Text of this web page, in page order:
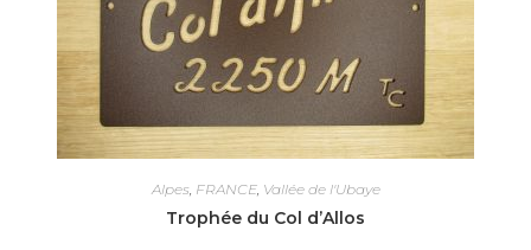
Alpes, FRANCE, Vallée de l'Ubaye
Trophée du Col d’Allos